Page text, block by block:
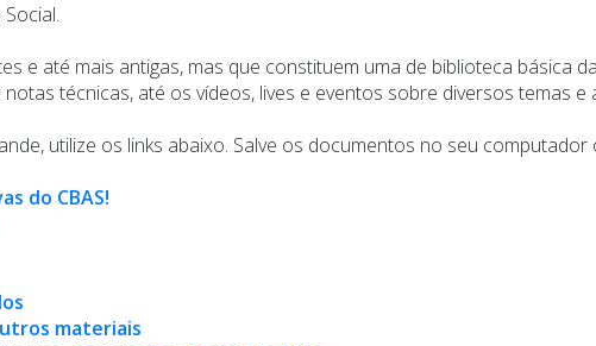
e até mais antigas, mas que constituem uma de biblioteca básica
técnicas, até os vídeos, lives e eventos sobre diversos temas
utilize os links abaixo. Salve os documentos no seu computador
do CBAS!
materiais